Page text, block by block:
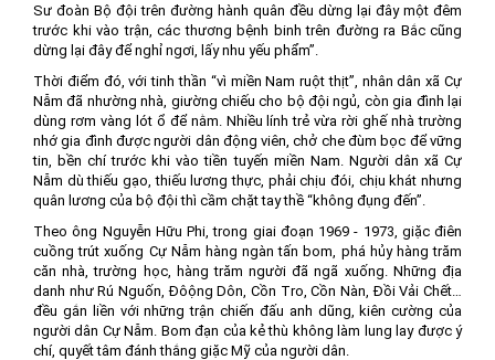
Sư đoàn Bộ đội trên đường hành quân đều dừng lại đây một đêm
trước khi vào trận, các thương bệnh binh trên đường ra Bắc cũng
dừng lại đây để nghỉ ngơi, lấy nhu yếu phẩm”.
Thời điểm đó, với tinh thần “vì miền Nam ruột thịt”, nhân dân xã Cự
Nẫm đã nhường nhà, giường chiếu cho bộ đội ngủ, còn gia đình lại
dùng rơm vàng lót ổ để nằm. Nhiều lính trẻ vừa rời ghế nhà trường
nhớ gia đình được người dân động viên, chở che đùm bọc để vững
tin, bền chí trước khi vào tiền tuyến miền Nam. Người dân xã Cự
Nẫm dù thiếu gạo, thiếu lương thực, phải chịu đói, chịu khát nhưng
quân lương của bộ đội thì cầm chặt tay thề “không đụng đến”.
Theo ông Nguyễn Hữu Phi, trong giai đoạn 1969 - 1973, giặc điên
cuồng trút xuống Cự Nẫm hàng ngàn tấn bom, phá hủy hàng trăm
căn nhà, trường học, hàng trăm người đã ngã xuống. Những địa
danh như Rú Nguốn, Đôộng Dôn, Cồn Tro, Cồn Nàn, Đồi Vải Chết…
đều gắn liền với những trận chiến đấu anh dũng, kiên cường của
người dân Cự Nẫm. Bom đạn của kẻ thù không làm lung lay được ý
chí, quyết tâm đánh thắng giặc Mỹ của người dân.